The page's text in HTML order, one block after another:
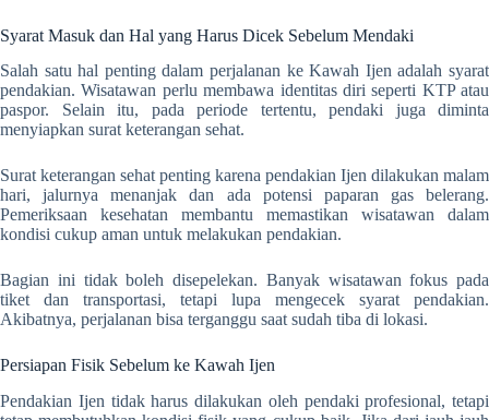
Syarat Masuk dan Hal yang Harus Dicek Sebelum Mendaki
Salah satu hal penting dalam perjalanan ke Kawah Ijen adalah syarat
pendakian. Wisatawan perlu membawa identitas diri seperti KTP atau
paspor. Selain itu, pada periode tertentu, pendaki juga diminta
menyiapkan surat keterangan sehat.
Surat keterangan sehat penting karena pendakian Ijen dilakukan malam
hari, jalurnya menanjak dan ada potensi paparan gas belerang.
Pemeriksaan kesehatan membantu memastikan wisatawan dalam
kondisi cukup aman untuk melakukan pendakian.
Bagian ini tidak boleh disepelekan. Banyak wisatawan fokus pada
tiket dan transportasi, tetapi lupa mengecek syarat pendakian.
Akibatnya, perjalanan bisa terganggu saat sudah tiba di lokasi.
Persiapan Fisik Sebelum ke Kawah Ijen
Pendakian Ijen tidak harus dilakukan oleh pendaki profesional, tetapi